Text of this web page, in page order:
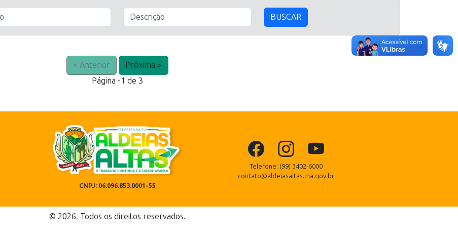
BUSCAR
< Anterior
Próxima >
Página -1 de 3
CNPJ: 06.096.853.0001-55
Telefone: (99) 3402-6000
contato@aldeiasaltas.ma.gov.br
© 2026. Todos os direitos reservados.